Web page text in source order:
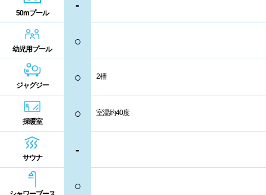
50mプール
-
幼児用プール
○
ジャグジー
○ 2槽
採暖室
○ 室温約40度
サウナ
-
○
高知県
九州、沖縄
福岡県 佐賀県 長崎県
熊本県
鹿児島県
ドライヤー
給水機
血圧計 ドリンク自動販売機
貴重品ロッカー
コイン返却式ロッカー
シャンプー類